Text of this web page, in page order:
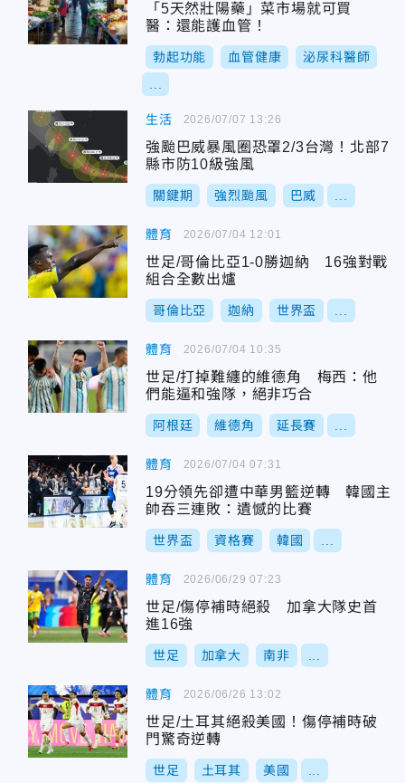
「5天然壯陽藥」菜市場就可買
醫：還能護血管！
勃起功能 血管健康 泌尿科醫師
生活
強颱巴威暴風圈恐罩2/3台灣！北部7
縣市防10級強風
關鍵期 強烈颱風 巴威
2026/07/07 13:26
體育
世足/哥倫比亞1-0勝迦納 16強對戰
組合全數出爐
哥倫比亞 迦納 世界盃
2026/07/04 12:01
體育
世足/打掉難纏的維德角 梅西：他
們能逼和強隊，絕非巧合
阿根廷 維德角 延長賽
2026/07/04 10:35
體育
19分領先卻遭中華男籃逆轉 韓國主
帥吞三連敗：遺憾的比賽
世界盃 資格賽 韓國
2026/07/04 07:31
體育
世足/傷停補時絕殺 加拿大隊史首
進16強
世足 加拿大 南非
2026/06/29 07:23
體育
世足/土耳其絕殺美國！傷停補時破
門驚奇逆轉
世足 土耳其 美國
2026/06/26 13:02